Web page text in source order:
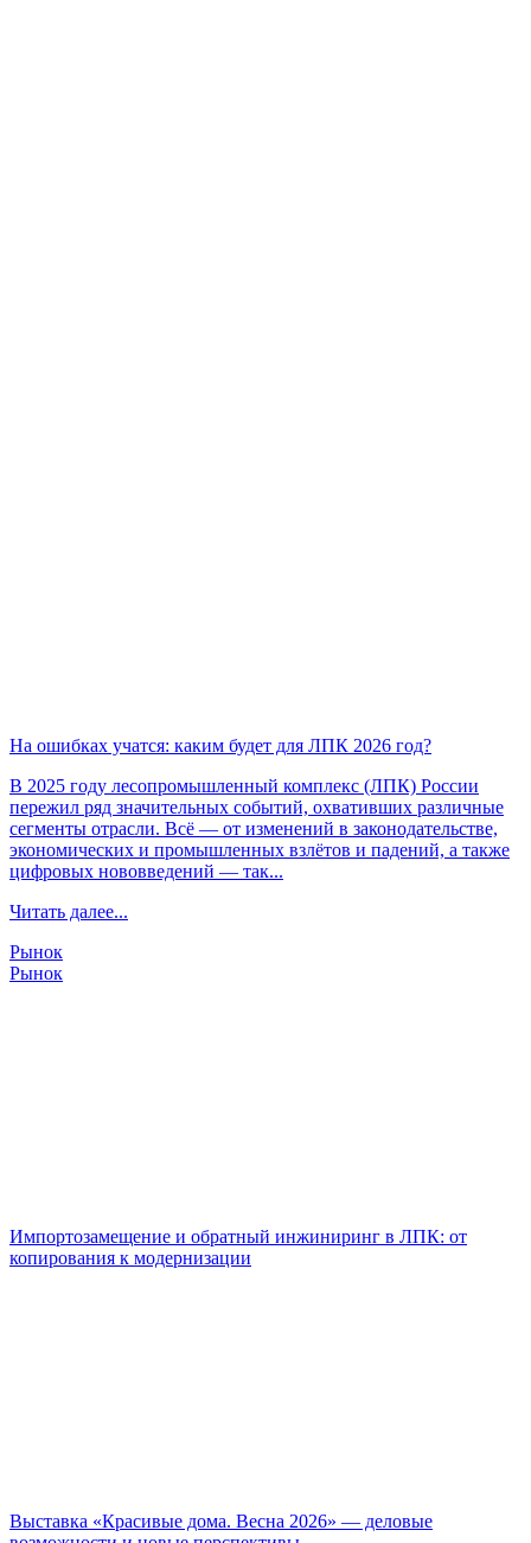
На ошибках учатся: каким будет для ЛПК 2026 год?
В 2025 году лесопромышленный комплекс (ЛПК) России
пережил ряд значительных событий, охвативших различные
сегменты отрасли. Всё — от изменений в законодательстве,
экономических и промышленных взлётов и падений, а также
цифровых нововведений — так...
Читать далее...
Рынок
Рынок
Импортозамещение и обратный инжиниринг в ЛПК: от
копирования к модернизации
Выставка «Красивые дома. Весна 2026» — деловые